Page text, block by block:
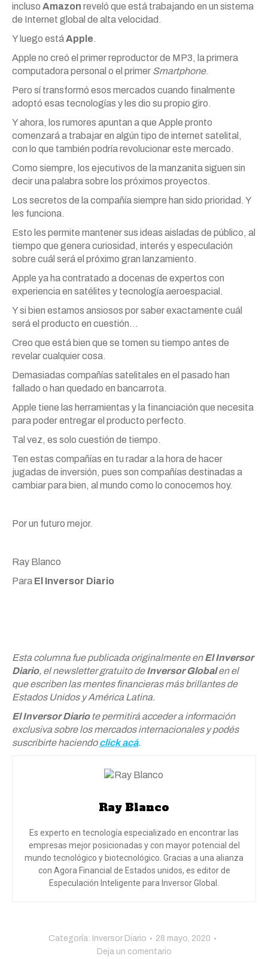
incluso Amazon reveló que está trabajando en un sistema
de Internet global de alta velocidad.
Y luego estáApple.
Apple no creó el primer reproductor de MP3, la primera
computadora personal o el primer Smartphone.
Pero sí transformó esos mercados cuando finalmente
adoptó esas tecnologías y les dio su propio giro.
Y ahora, los rumores apuntan a que Apple pronto
comenzará a trabajar en algún tipo de internet satelital,
con lo que también podría revolucionar este mercado.
Como siempre, los ejecutivos de la manzanita siguen sin
decir una palabra sobre los próximos proyectos.
Los secretos de la compañía siempre han sido prioridad. Y
les funciona.
Esto les permite mantener sus ideas aisladas de público, al
tiempo que genera curiosidad, interés y especulación
sobre cuál será el próximo gran lanzamiento.
Apple ya ha contratado a docenas de expertos con
experiencia en satélites y tecnología aeroespacial.
Y si bien estamos ansiosos por saber exactamente cuál
será el producto en cuestión…
Creo que está bien que se tomen su tiempo antes de
revelar cualquier cosa.
Demasiadas compañías satelitales en el pasado han
fallado o han quedado en bancarrota.
Apple tiene las herramientas y la financiación que necesita
para poder entregar el producto perfecto.
Tal vez, es solo cuestión de tiempo.
Ten estas compañías en tu radar a la hora de hacer
jugadas de inversión, pues son compañías destinadas a
cambiar para bien, al mundo como lo conocemos hoy.
Por un futuro mejor.
Ray Blanco
Para El Inversor Diario
Esta columna fue publicada originalmente enEl Inversor
Diario, el newsletter gratuito deInversor Globalen el
que escriben las mentes financieras más brillantes de
Estados Unidos y América Latina.
El Inversor Diariote permitirá acceder a información
exclusiva sobre los mercados internacionales y podés
suscribirte haciendoclick acá.
Ray Blanco
Es experto en tecnología especializado en encontrar las
empresas mejor posicionadas y con mayor potencial del
mundo tecnológico y biotecnológico. Gracias a una alianza
con Agora Financial de Estados unidos, es editor de
Especulación Inteligente para Inversor Global.
Categoría: Inversor Diario
28 mayo, 2020
Deja un comentario